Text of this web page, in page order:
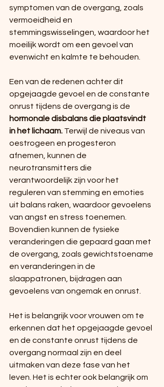
symptomen van de overgang, zoals
vermoeidheid en
stemmingswisselingen, waardoor het
moeilijk wordt om een gevoel van
evenwicht en kalmte te behouden.
Een van de redenen achter dit
opgejaagde gevoel en de constante
onrust tijdens de overgang is de
hormonale disbalans die plaatsvindt
in het lichaam. Terwijl de niveaus van
oestrogeen en progesteron
afnemen, kunnen de
neurotransmitters die
verantwoordelijk zijn voor het
reguleren van stemming en emoties
uit balans raken, waardoor gevoelens
van angst en stress toenemen.
Bovendien kunnen de fysieke
veranderingen die gepaard gaan met
de overgang, zoals gewichtstoename
en veranderingen in de
slaappatronen, bijdragen aan
gevoelens van ongemak en onrust.
Het is belangrijk voor vrouwen om te
erkennen dat het opgejaagde gevoel
en de constante onrust tijdens de
overgang normaal zijn en deel
uitmaken van deze fase van het
leven. Het is echter ook belangrijk om